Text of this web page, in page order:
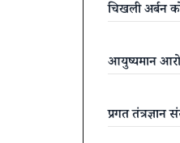
चिखली अर्बन
आयुष्यमान
प्रगत